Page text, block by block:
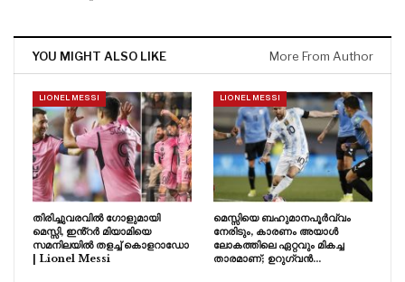
YOU MIGHT ALSO LIKE More From Author
LIONEL MESSI
തിരിച്ചുവരവിൽ ഗോളുമായി
മെസ്സി, ഇൻ്റർ മിയാമിയെ
സമനിലയിൽ തളച്ച് കൊളറാഡോ
| Lionel Messi
LIONEL MESSI
മെസ്സിയെ ബഹുമാനപൂർവ്വം
നേരിടും, കാരണം അയാൾ
ലോകത്തിലെ ഏറ്റവും മികച്ച
താരമാണ്; ഉറുഗ്വൻ…